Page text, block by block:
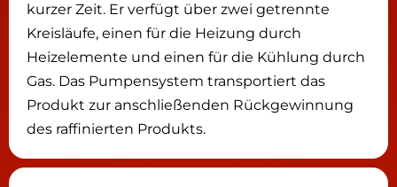
kurzer Zeit. Er verfügt über zwei getrennte
Kreisläufe, einen für die Heizung durch
Heizelemente und einen für die Kühlung durch
Gas. Das Pumpensystem transportiert das
Produkt zur anschließenden Rückgewinnung
des raffinierten Produkts.